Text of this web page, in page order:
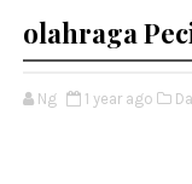
olahraga
Ng 1 year ago